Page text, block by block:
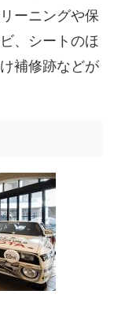
ーニングや保
、シートのほ
補修跡などが